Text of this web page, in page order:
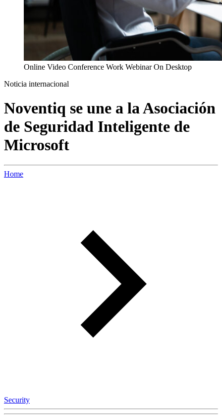
Online Video Conference Work Webinar On Desktop
Noticia internacional
Noventiq se une a la Asociación
de Seguridad Inteligente de
Microsoft
Home
Security